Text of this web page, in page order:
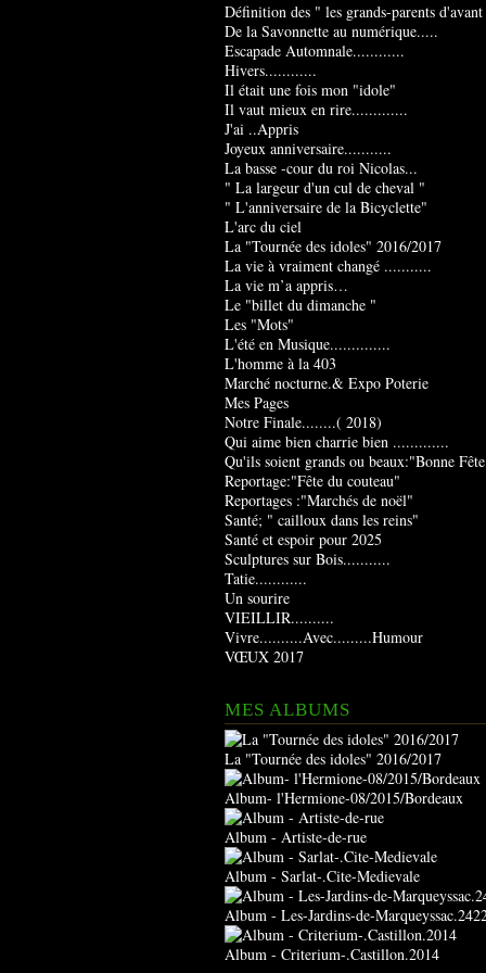
Définition des " les grands-parents
De la Savonnette au numérique.....
Escapade Automnale............
Hivers............
Il était une fois mon "idole"
Il vaut mieux en rire.............
J'ai ..Appris
Joyeux anniversaire...........
La basse -cour du roi Nicolas...
" La largeur d'un cul de cheval "
" L'anniversaire de la Bicyclette"
L'arc du ciel
La "Tournée des idoles" 2016/2017
La vie à vraiment changé ...........
La vie m’a appris…
Le "billet du dimanche "
Les "Mots"
L'été en Musique..............
L'homme à la 403
Marché nocturne.& Expo Poterie
Mes Pages
Notre Finale........( 2018)
Qui aime bien charrie bien .............
Qu'ils soient grands ou beaux:"Bonne
Reportage:"Fête du couteau"
Reportages :"Marchés de noël"
Santé; " cailloux dans les reins"
Santé et espoir pour 2025
Sculptures sur Bois...........
Tatie............
Un sourire
VIEILLIR..........
Vivre..........Avec.........Humour
VŒUX 2017
MES ALBUMS
La "Tournée des idoles" 2016/2017
Album- l'Hermione-08/2015/Bordeaux
Album - Artiste-de-rue
Album - Sarlat-.Cite-Medievale
Album - Les-Jardins-de-
Album - Criterium-.Castillon.2014